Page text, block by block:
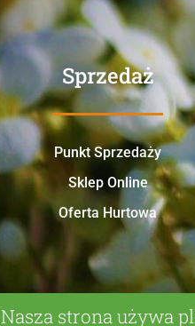
Sprzedaż
Punkt Sprzedaży
Sklep Online
Oferta Hurtowa
Nasza strona używa